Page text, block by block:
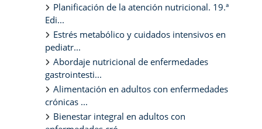
Planificación de la atención nutricional. 19.ª
Edi...
Estrés metabólico y cuidados intensivos en
pediatr...
Abordaje nutricional de enfermedades
gastrointesti...
Alimentación en adultos con enfermedades
crónicas ...
Bienestar integral en adultos con